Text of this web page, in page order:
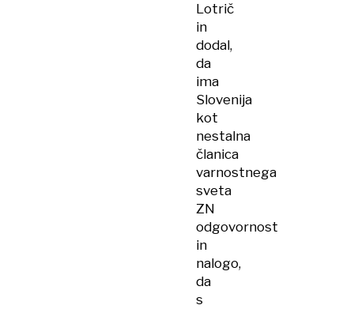
Lotrič
in
dodal,
da
ima
Slovenija
kot
nestalna
članica
varnostnega
sveta
ZN
odgovornost
in
nalogo,
da
s